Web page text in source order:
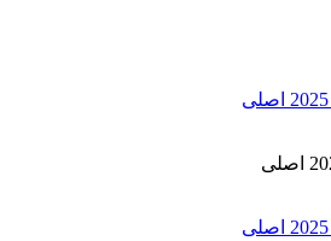
چراغ عقب کیا سلتوس 2025 اصلی